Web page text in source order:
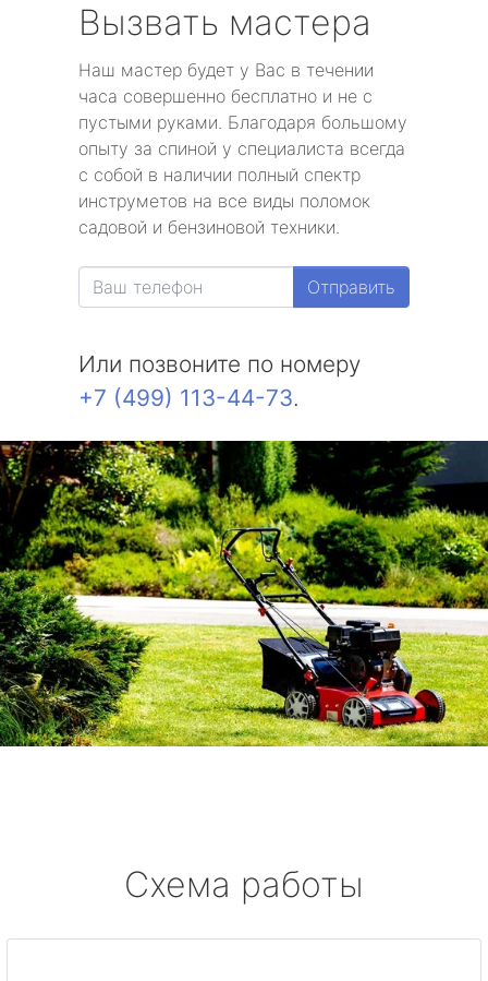
Вызвать мастера
Наш мастер будет у Вас в течении
часа совершенно бесплатно и не с
пустыми руками. Благодаря большому
опыту за спиной у специалиста всегда
с собой в наличии полный спектр
инструметов на все виды поломок
садовой и бензиновой техники.
Отправить
Или позвоните по номеру
+7 (499) 113-44-73.
Схема работы